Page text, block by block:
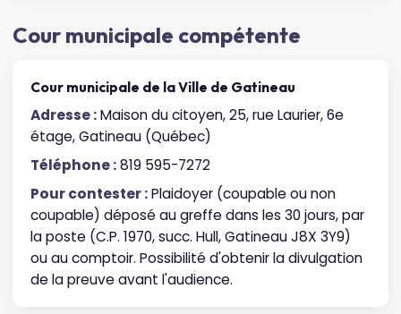
Cour municipale compétente
Cour municipale de la Ville de Gatineau
Adresse :Maison du citoyen, 25, rue Laurier, 6e
étage, Gatineau (Québec)
Téléphone :819 595-7272
Pour contester :Plaidoyer (coupable ou non
coupable) déposé au greffe dans les 30 jours, par
la poste (C.P. 1970, succ. Hull, Gatineau J8X 3Y9)
ou au comptoir. Possibilité d'obtenir la divulgation
de la preuve avant l'audience.